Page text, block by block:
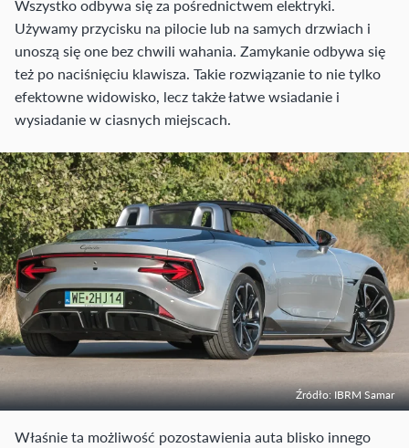
Wszystko odbywa się za pośrednictwem elektryki.
Używamy przycisku na pilocie lub na samych drzwiach i
unoszą się one bez chwili wahania. Zamykanie odbywa się
też po naciśnięciu klawisza. Takie rozwiązanie to nie tylko
efektowne widowisko, lecz także łatwe wsiadanie i
wysiadanie w ciasnych miejscach.
Źródło: IBRM Samar
Właśnie ta możliwość pozostawienia auta blisko innego